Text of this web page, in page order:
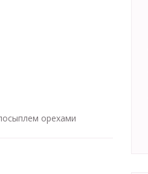
орехами